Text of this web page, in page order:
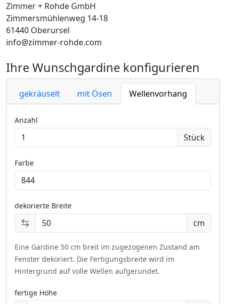
Zimmer + Rohde GmbH
Zimmersmühlenweg 14-18
61440 Oberursel
info@zimmer-rohde.com
Ihre Wunschgardine konfigurieren
gekräuselt mit Ösen Wellenvorhang
Anzahl
Stück
Farbe
dekorierte Breite
cm
Eine Gardine 50 cm breit im zugezogenen Zustand am
Fenster dekoriert. Die Fertigungsbreite wird im
Hintergrund auf volle Wellen aufgerundet.
fertige Höhe